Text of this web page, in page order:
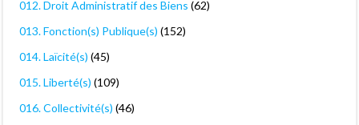
012. Droit Administratif des Biens (62)
013. Fonction(s) Publique(s) (152)
014. Laïcité(s) (45)
015. Liberté(s) (109)
016. Collectivité(s) (46)